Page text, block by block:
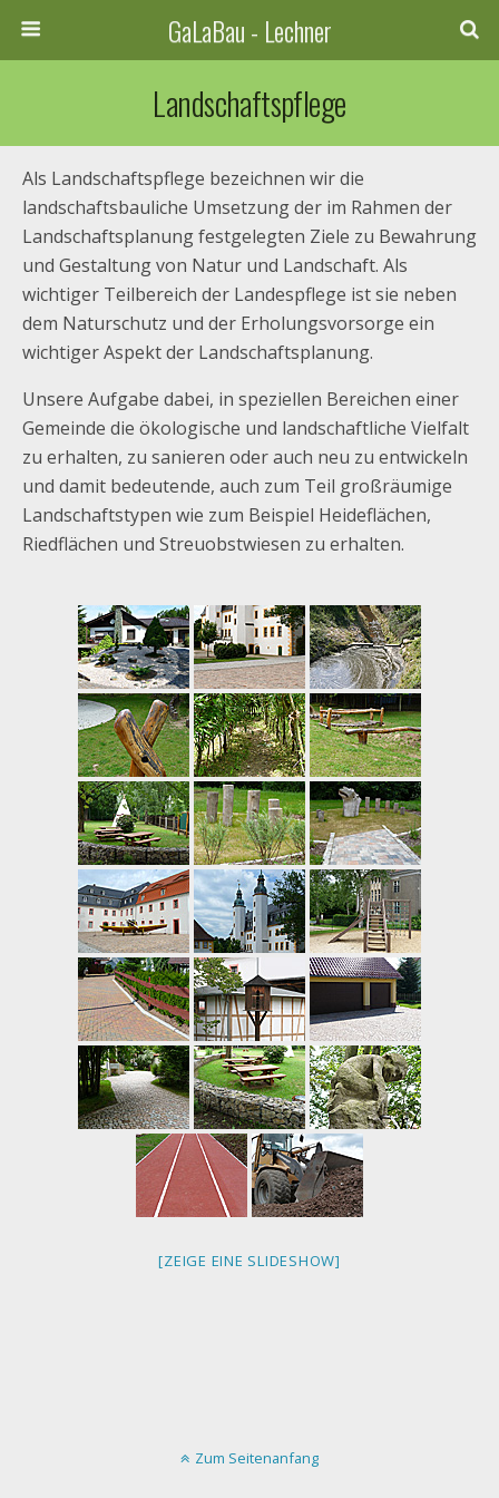
GaLaBau - Lechner
Landschaftspflege
Als Landschaftspflege bezeichnen wir die
landschaftsbauliche Umsetzung der im Rahmen der
Landschaftsplanung festgelegten Ziele zu Bewahrung
und Gestaltung von Natur und Landschaft. Als
wichtiger Teilbereich der Landespflege ist sie neben
dem Naturschutz und der Erholungsvorsorge ein
wichtiger Aspekt der Landschaftsplanung.
Unsere Aufgabe dabei, in speziellen Bereichen einer
Gemeinde die ökologische und landschaftliche Vielfalt
zu erhalten, zu sanieren oder auch neu zu entwickeln
und damit bedeutende, auch zum Teil großräumige
Landschaftstypen wie zum Beispiel Heideflächen,
Riedflächen und Streuobstwiesen zu erhalten.
[ZEIGE EINE SLIDESHOW]
Zum Seitenanfang